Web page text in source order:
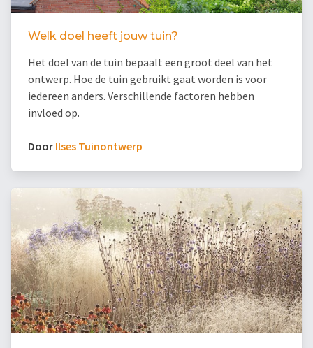
Welk doel heeft jouw tuin?
Het doel van de tuin bepaalt een groot deel van het
ontwerp. Hoe de tuin gebruikt gaat worden is voor
iedereen anders. Verschillende factoren hebben
invloed op.
Door Ilses Tuinontwerp